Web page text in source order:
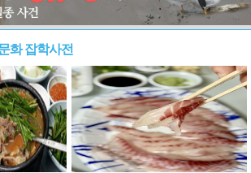
화 잡학사전